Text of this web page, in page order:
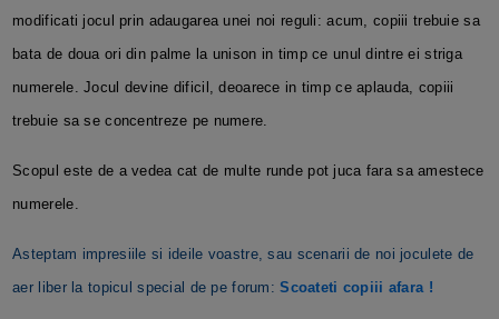
modificati jocul prin adaugarea unei noi reguli: acum, copiii trebuie sa
bata de doua ori din palme la unison in timp ce unul dintre ei striga
numerele. Jocul devine dificil, deoarece in timp ce aplauda, copiii
trebuie sa se concentreze pe numere.
Scopul este de a vedea cat de multe runde pot juca fara sa amestece
numerele.
Asteptam impresiile si ideile voastre, sau scenarii de noi joculete de
aer liber la topicul special de pe forum: Scoateti copiii afara !